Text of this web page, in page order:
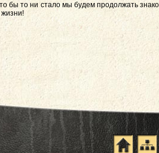
бы то ни стало мы будем продолжать